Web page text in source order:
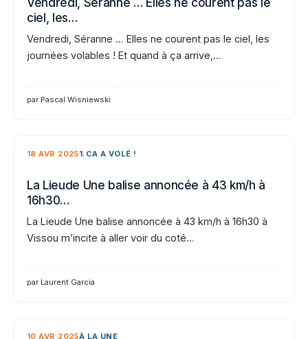
ciel, les…
Vendredi, Séranne … Elles ne courent pas le ciel, les
journées volables ! Et quand à ça arrive,…
par Pascal Wisniewski
18 AVR 20251.CA A VOLÉ !
La Lieude Une balise annoncée à 43 km/h à
16h30…
La Lieude Une balise annoncée à 43 km/h à 16h30 à
Vissou m’incite à aller voir du coté…
par Laurent Garcia
10 AVR 2025À LA UNE